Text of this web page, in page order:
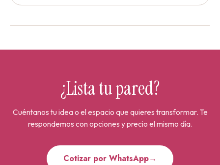
Vinilos Decorativos
¿Lista tu pared?
Cuéntanos tu idea o el espacio que quieres transformar. Te
respondemos con opciones y precio el mismo día.
Cotizar por WhatsApp→